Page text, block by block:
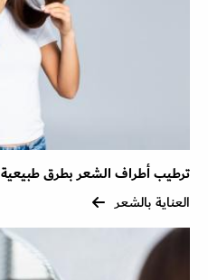
ترطيب أطراف الشعر بطرق طبيعية
العناية بالشعر